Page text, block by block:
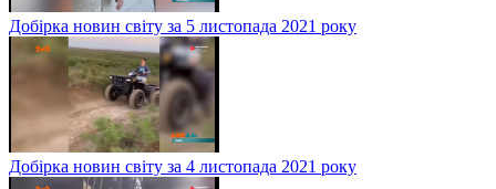
Добірка новин світу за 5 листопада 2021 року
Добірка новин світу за 4 листопада 2021 року